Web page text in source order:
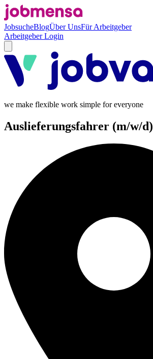
JobsucheBlogÜber UnsFür Arbeitgeber
Arbeitgeber Login
we make flexible work simple for everyone
Auslieferungsfahrer (m/w/d)